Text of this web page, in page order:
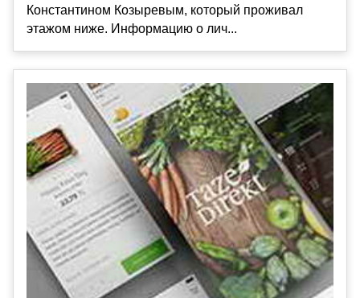
Константином Козыревым, который проживал
этажом ниже. Информацию о лич...